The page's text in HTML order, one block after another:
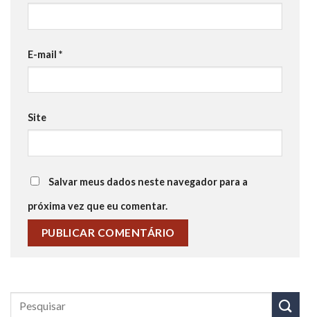
E-mail *
Site
Salvar meus dados neste navegador para a
próxima vez que eu comentar.